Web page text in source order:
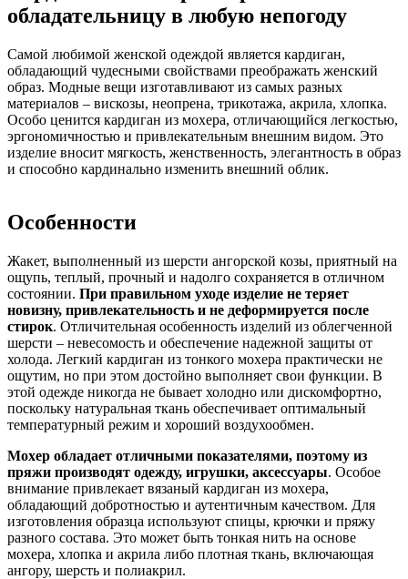
обладательницу в любую непогоду
Самой любимой женской одеждой является кардиган,
обладающий чудесными свойствами преображать женский
образ. Модные вещи изготавливают из самых разных
материалов – вискозы, неопрена, трикотажа, акрила, хлопка.
Особо ценится кардиган из мохера, отличающийся легкостью,
эргономичностью и привлекательным внешним видом. Это
изделие вносит мягкость, женственность, элегантность в образ
и способно кардинально изменить внешний облик.
Особенности
Жакет, выполненный из шерсти ангорской козы, приятный на
ощупь, теплый, прочный и надолго сохраняется в отличном
состоянии. При правильном уходе изделие не теряет
новизну, привлекательность и не деформируется после
стирок. Отличительная особенность изделий из облегченной
шерсти – невесомость и обеспечение надежной защиты от
холода. Легкий кардиган из тонкого мохера практически не
ощутим, но при этом достойно выполняет свои функции. В
этой одежде никогда не бывает холодно или дискомфортно,
поскольку натуральная ткань обеспечивает оптимальный
температурный режим и хороший воздухообмен.
Мохер обладает отличными показателями, поэтому из
пряжи производят одежду, игрушки, аксессуары. Особое
внимание привлекает вязаный кардиган из мохера,
обладающий добротностью и аутентичным качеством. Для
изготовления образца используют спицы, крючки и пряжу
разного состава. Это может быть тонкая нить на основе
мохера, хлопка и акрила либо плотная ткань, включающая
ангору, шерсть и полиакрил.